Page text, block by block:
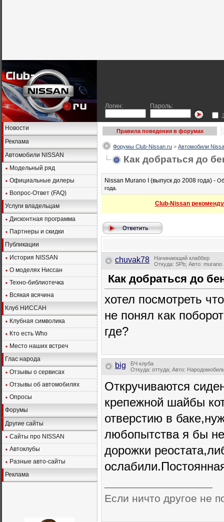
Логин: Пароль:
Новости
Реклама
Автомобили NISSAN
Модельный ряд
Официальные дилеры
Вопрос-Ответ (FAQ)
Услуги владельцам
Дисконтная программа
Партнеры и скидки
Публикации
История NISSAN
О моделях Ниссан
Техно-библиотечка
Всякая всячина
Клуб НИССАН
Клубная символика
Кто есть Who
Место наших встреч
Глас народа
Отзывы о сервисах
Отзывы об автомобилях
Опросы
Форумы
Другие сайты
Сайты про NISSAN
Автоклубы
Разные авто-сайты
Реклама
Правила поведения в форумах
Форумы Club-Nissan.ru > Автомобили
Как добраться до
Nissan Murano I (выпуск до 2008 года) -
года.
Club-Nissan
chuvak78
Начинающий клаббер
Откуда: SPb; Авто: murano
Как добраться до
хотел посмотреть
не понял как
где?
big
БЧ клуба
Откуда: оттуда; Авто:
Откручиваются
крепежной шайбы
отверстию в
любопытства я бы
дорожки
Если ничто другое не